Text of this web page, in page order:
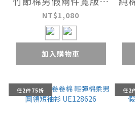
UE127625
NT$1,080
加入購物車
任2件75折 任2